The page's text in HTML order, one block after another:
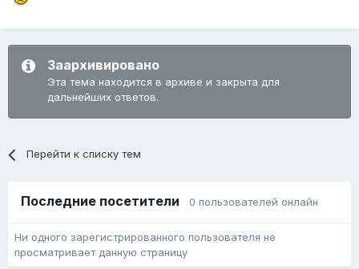
Заархивировано
Эта тема находится в архиве и закрыта для
дальнейших ответов.
Перейти к списку тем
Последние посетители 0 пользователей онлайн
Ни одного зарегистрированного пользователя не
просматривает данную страницу